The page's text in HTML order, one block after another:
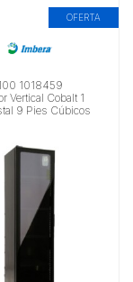
OFERTA
1018459
Vertical Cobalt 1
9 Pies Cúbicos